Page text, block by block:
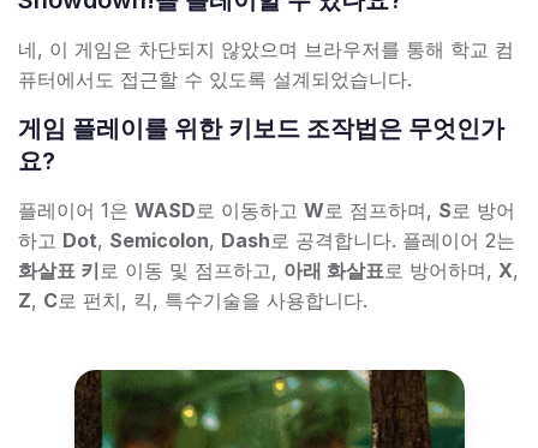
네, 이 게임은 차단되지 않았으며 브라우저를 통해 학교 컴
퓨터에서도 접근할 수 있도록 설계되었습니다.
게임 플레이를 위한 키보드 조작법은 무엇인가
요?
플레이어 1은 WASD로 이동하고 W로 점프하며, S로 방어
하고 Dot, Semicolon, Dash로 공격합니다. 플레이어 2는
화살표 키로 이동 및 점프하고, 아래 화살표로 방어하며, X,
Z, C로 펀치, 킥, 특수기술을 사용합니다.